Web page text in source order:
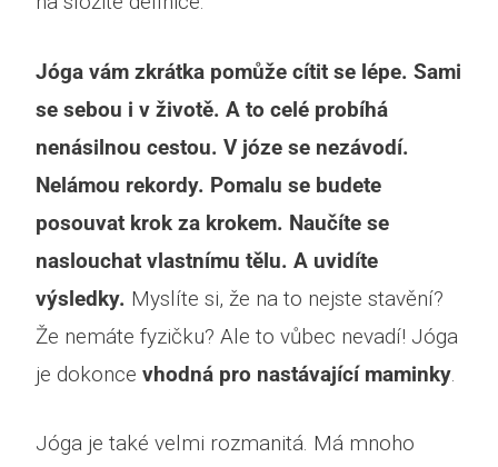
Jóga vám zkrátka pomůže cítit se lépe. Sami
se sebou i v životě. A to celé probíhá
nenásilnou cestou. V józe se nezávodí.
Nelámou rekordy. Pomalu se budete
posouvat krok za krokem. Naučíte se
naslouchat vlastnímu tělu. A uvidíte
výsledky. Myslíte si, že na to nejste stavění?
Že nemáte fyzičku? Ale to vůbec nevadí! Jóga
je dokonce vhodná pro nastávající maminky.
Jóga je také velmi rozmanitá. Má mnoho